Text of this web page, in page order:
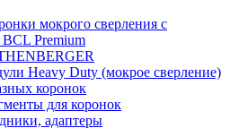
мокрого сверления с
Premium
Heavy Duty (мокрое сверление)
коронок
для коронок